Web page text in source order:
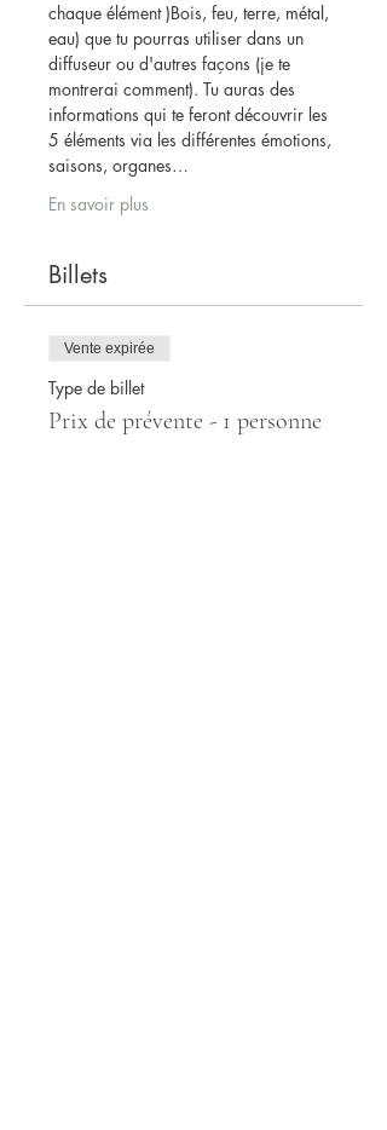
chaque élément )Bois, feu, terre, métal,
eau) que tu pourras utiliser dans un
diffuseur ou d'autres façons (je te
montrerai comment). Tu auras des
informations qui te feront découvrir les
5 éléments via les différentes émotions,
saisons, organes…
En savoir plus
Billets
Vente expirée
Type de billet
Prix de prévente - 1 personne